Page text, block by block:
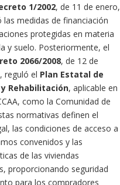
1/2002, de 11 de enero,
las medidas de financiación
protegidas en materia
y suelo. Posteriormente, el
2066/2008, de 12 de
reguló el Plan Estatal de
Rehabilitación, aplicable en
como la Comunidad de
normativas definen el
las condiciones de acceso a
convenidos y las
de las viviendas
proporcionando seguridad
para los compradores